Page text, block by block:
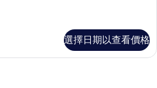
選擇日期以查看價格